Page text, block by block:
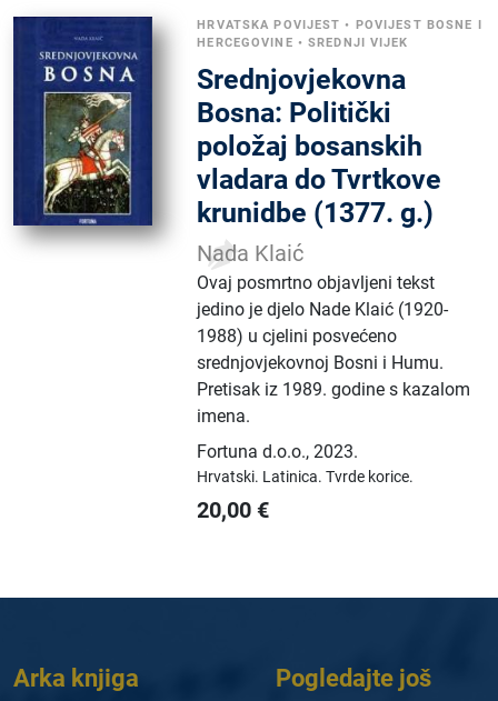
HRVATSKA POVIJEST • POVIJEST BOSNE I
HERCEGOVINE •SREDNJI VIJEK
Srednjovjekovna
Bosna: Politički
položaj bosanskih
vladara do Tvrtkove
krunidbe (1377. g.)
Nada Klaić
Ovaj posmrtno objavljeni tekst
jedino je djelo Nade Klaić (1920-
1988) u cjelini posvećeno
srednjovjekovnoj Bosni i Humu.
Pretisak iz 1989. godine s kazalom
imena.
Fortuna d.o.o.,2023.
Hrvatski. Latinica.Tvrde korice.
20,00 €
Arka knjiga Pogledajte još